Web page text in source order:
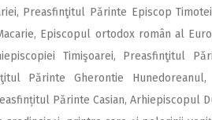
Prea­sfinţitul Părinte Episcop
Episcopul ortodox român al
Timişoarei, Preasfinţitul
Părinte Gherontie
Părinte Casian, Ar­hiepiscopul